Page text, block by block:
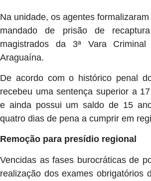
Na unidade, os agentes
mandado de prisão de
magistrados da 3ª Vara
Araguaína.
De acordo com o histórico penal
recebeu uma sentença superior a
e ainda possui um saldo de 15
quatro dias de pena a cumprir em
Remoção para presídio regional
Vencidas as fases burocráticas de
realização dos exames obrigatórios